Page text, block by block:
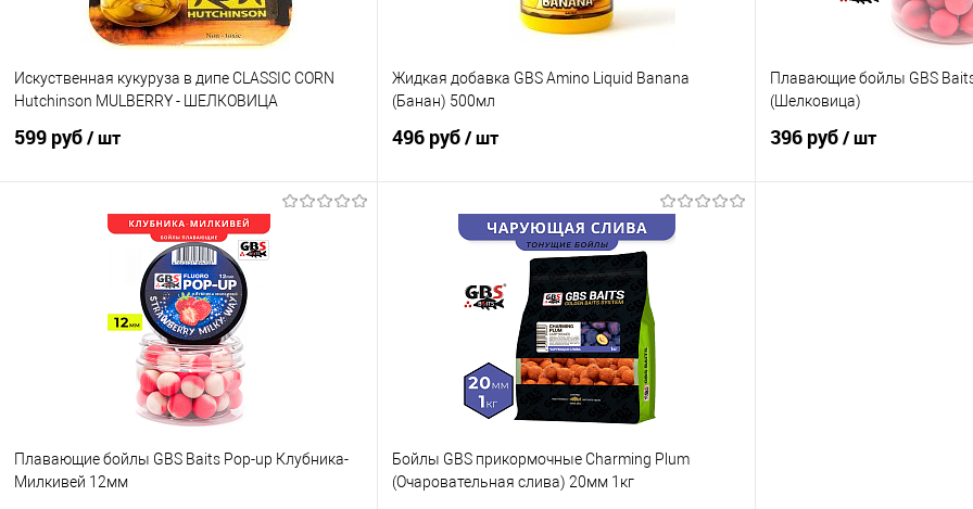
Искуственная кукуруза в дипе CLASSIC CORN
Hutchinson MULBERRY - ШЕЛКОВИЦА
599 руб/ шт
В корзину
Сравнение
В избранное
В наличии
Жидкая добавка GBS Amino Liquid Banana
(Банан) 500мл
496 руб/ шт
В корзину
Купить в 1 клик
Сравнение
В наличии
Плавающие бойлы GBS
(Шелковица)
396 руб/ шт
Плавающие бойлы GBS Baits Pop-up Клубника-
Милкивей 12мм
Бойлы GBS прикормочные Charming Plum
(Очаровательная слива) 20мм 1кг